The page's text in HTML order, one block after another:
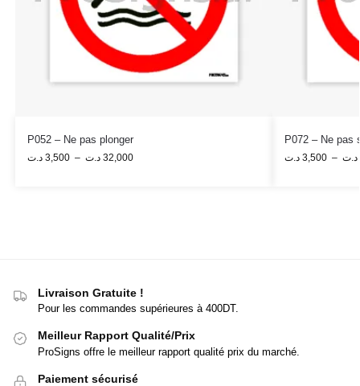
P052 – Ne pas plonger
3,500 د.ت – 32,000 د.ت
P072 – Ne pas
3,500 د.ت – د.ت
Livraison Gratuite !
Pour les commandes supérieures à 400DT.
Meilleur Rapport Qualité/Prix
ProSigns offre le meilleur rapport qualité prix du marché.
Paiement sécurisé